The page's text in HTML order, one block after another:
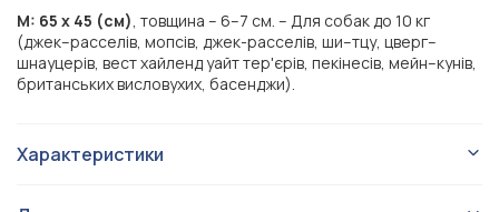
M: 65 х 45 (см) , товщина – 6–7 см. – Для собак до 10 кг
(джек–расселів, мопсів, джек-расселів, ши–тцу, цверг–
шнауцерів, вест хайленд уайт тер'єрів, пекінесів, мейн–кунів,
британських висловухих, басенджи).
Характеристики